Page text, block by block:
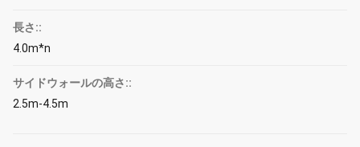
長さ::
4.0m*n
サイドウォールの高さ::
2.5m-4.5m